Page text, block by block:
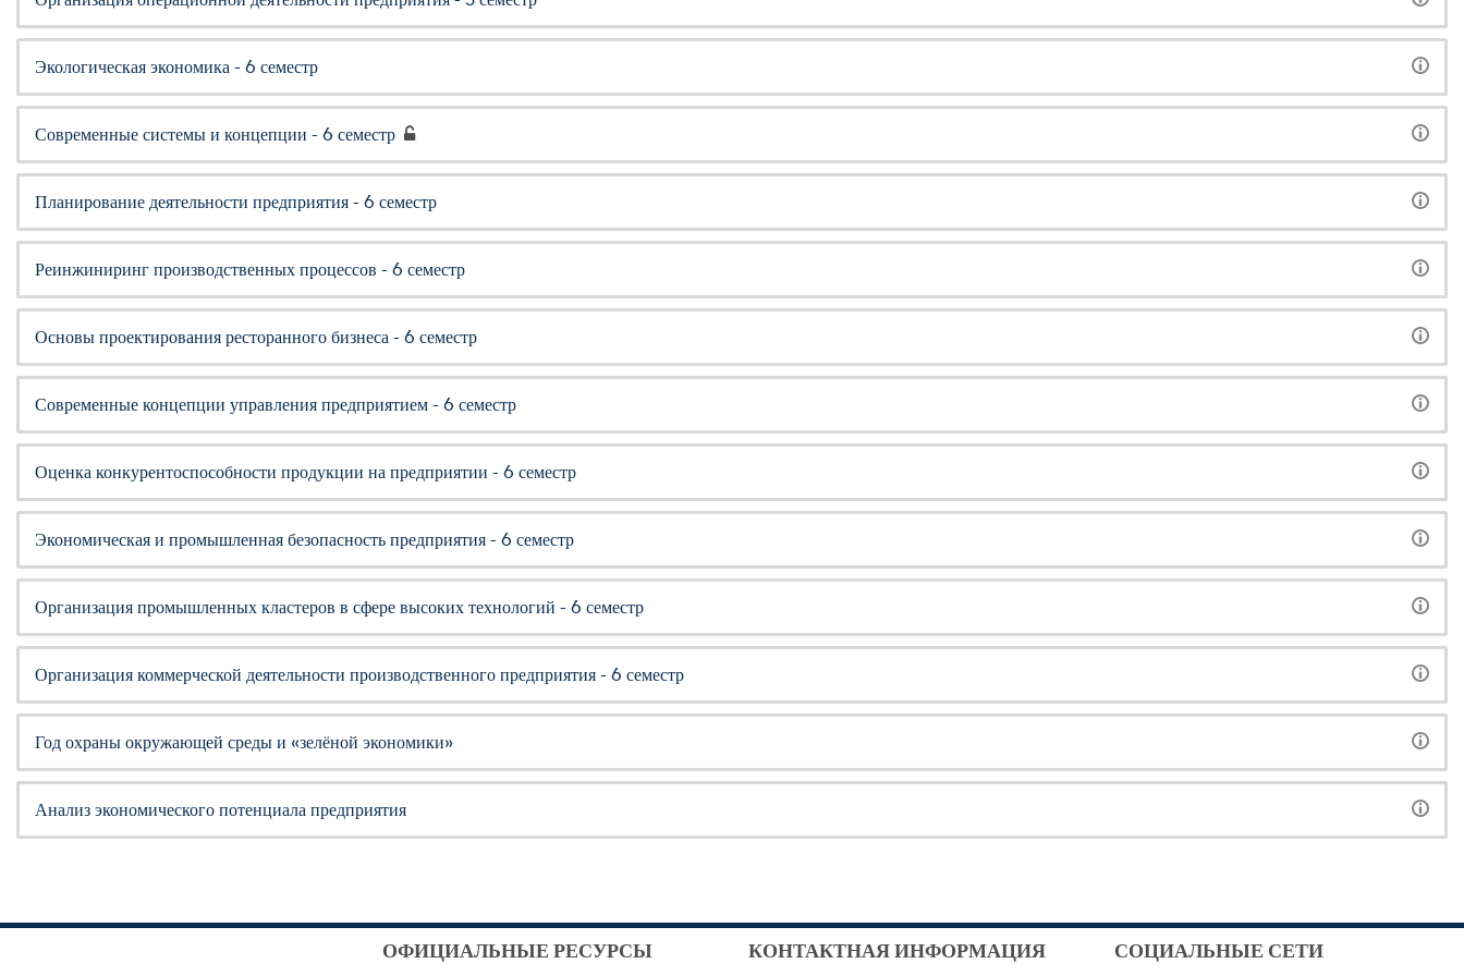
Экологическая экономика - 6 семестр
Современные системы и концепции - 6 семестр
Планирование деятельности предприятия - 6 семестр
Реинжиниринг производственных процессов - 6 семестр
Основы проектирования ресторанного бизнеса - 6 семестр
Современные концепции управления предприятием - 6 семестр
Оценка конкурентоспособности продукции на предприятии - 6 семестр
Экономическая и промышленная безопасность предприятия - 6 семестр
Организация промышленных кластеров в сфере высоких технологий - 6 семестр
Организация коммерческой деятельности производственного предприятия - 6 семестр
Год охраны окружающей среды и «зелёной экономики»
Анализ экономического потенциала предприятия
ОФИЦИАЛЬНЫЕ РЕСУРСЫ КОНТАКТНАЯ ИНФОРМАЦИЯ СОЦИАЛЬНЫЕ СЕТИ